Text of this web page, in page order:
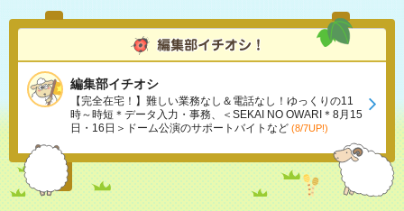
編集部イチオシ
【完全在宅！】難しい業務なし＆電話なし！ゆっくりの11
時～時短＊データ入力・事務、＜SEKAI NO OWARI＊8月15
日・16日＞ドーム公演のサポートバイトなど (8/7UP!)